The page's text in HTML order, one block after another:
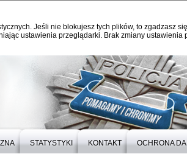
Jeśli nie blokujesz tych plików, to zgadzasz
ustawienia przeglądarki. Brak zmiany ustawienia
STATYSTYKI KONTAKT OCHRONA